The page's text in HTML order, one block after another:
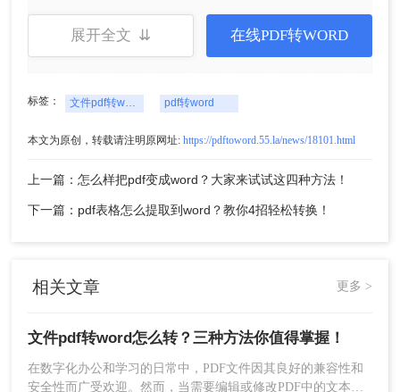
2、然后添加PDF文件进行转换。
格式、转换效果以及保存路径，设置完毕好点击开
展开全文 ⇊ 在线PDF转WORD
标签： 文件pdf转word怎么转 pdf转word
本文为原创，转载请注明原网址: https://pdftoword.55.la/news/18101.html
上一篇：怎么样把pdf变成word？大家来试试这四种方法！
下一篇：pdf表格怎么提取到word？教你4招轻松转换！
相关文章 更多 >
文件pdf转word怎么转？三种方法你值得掌握！
在数字化办公和学习的日常中，PDF文件因其良好的兼容性和
安全性而广受欢迎。然而，当需要编辑或修改PDF中的文本和